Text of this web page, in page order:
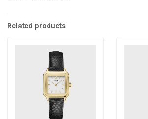
Related products